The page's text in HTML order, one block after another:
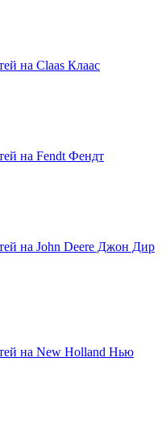
на Claas Клаас
на Fendt Фендт
на John Deere Джон Дир
на New Holland Нью